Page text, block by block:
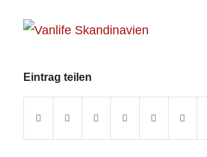
Eintrag teilen